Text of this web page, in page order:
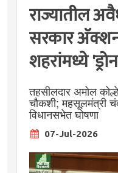
राज्यातील
सरकार
शहरांमध्ये
तहसीलदार अमोल
चौकशी; महसूलमंत्री
विधानसभेत घोषणा
07-Jul-2026